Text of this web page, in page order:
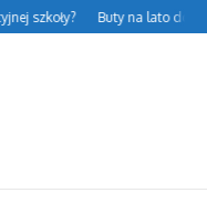
szkoły? Buty na lato do